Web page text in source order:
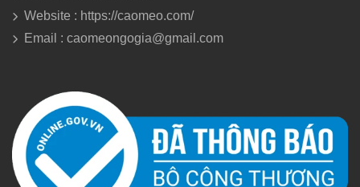
Website : https://caomeo.com/
Email : caomeongogia@gmail.com